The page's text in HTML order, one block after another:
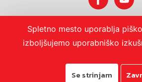
Spletno mesto uporablja
izboljšujemo uporabniško
Se strinjam